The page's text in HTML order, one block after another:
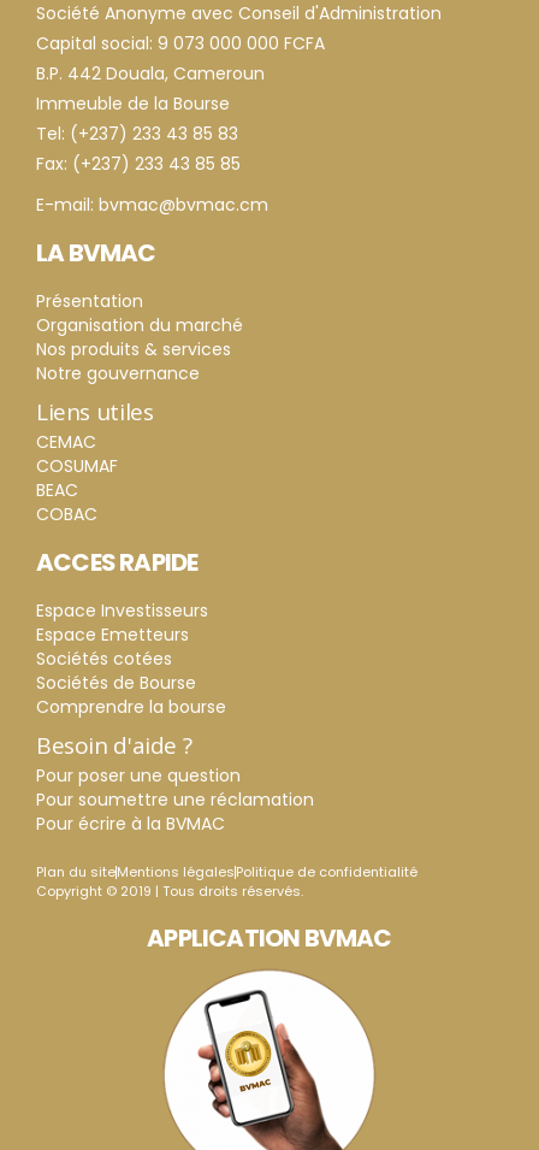
Société Anonyme avec Conseil d'Administration
Capital social: 9 073 000 000 FCFA
B.P. 442 Douala, Cameroun
Immeuble de la Bourse
Tel: (+237) 233 43 85 83
Fax: (+237) 233 43 85 85
E-mail: bvmac@bvmac.cm
LA BVMAC
Présentation
Organisation du marché
Nos produits & services
Notre gouvernance
Liens utiles
CEMAC
COSUMAF
BEAC
COBAC
ACCES RAPIDE
Espace Investisseurs
Espace Emetteurs
Sociétés cotées
Sociétés de Bourse
Comprendre la bourse
Besoin d'aide ?
Pour poser une question
Pour soumettre une réclamation
Pour écrire à la BVMAC
Plan du siteMentions légalesPolitique de confidentialité
Copyright © 2019 | Tous droits réservés.
APPLICATION BVMAC